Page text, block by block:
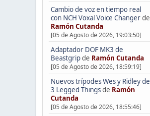
Cambio de voz en tiempo real
con NCH Voxal Voice Changerde
Ramón Cutanda
[05 de Agosto de 2026, 19:03:50]
Adaptador DOF MK3 de
Beastgripde Ramón Cutanda
[05 de Agosto de 2026, 18:59:19]
Nuevos trípodes Wes y Ridley de
3 Legged Thingsde Ramón
Cutanda
[05 de Agosto de 2026, 18:55:46]